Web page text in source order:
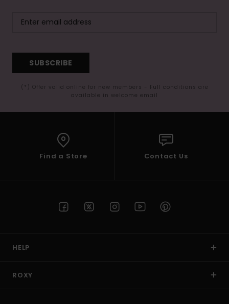
SUBSCRIBE
(*) Offer valid online for new members - Full conditions are
available in welcome email
Find a Store Contact Us
HELP
ROXY